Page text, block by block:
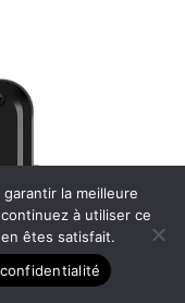
la meilleure
à utiliser ce
êtes satisfait.